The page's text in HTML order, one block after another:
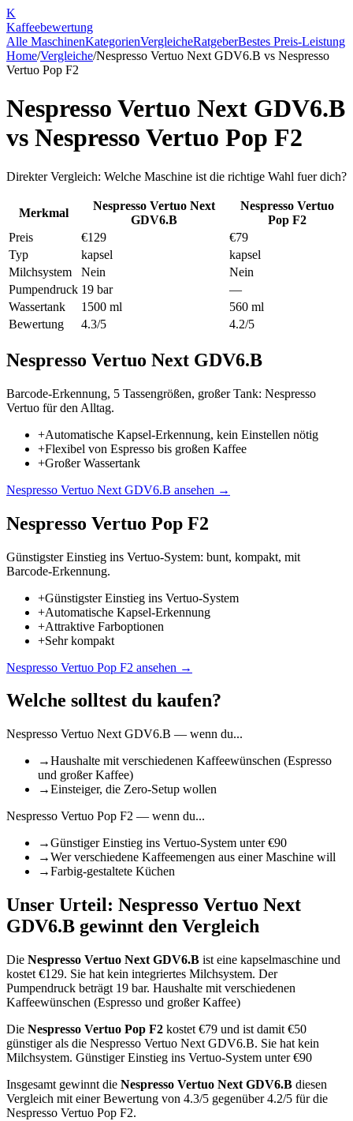
K
Kaffeebewertung
Alle MaschinenKategorienVergleicheRatgeberBestes Preis-Leistung
Home/Vergleiche/Nespresso Vertuo Next GDV6.B vs Nespresso
Vertuo Pop F2
Nespresso Vertuo Next GDV6.B
vs Nespresso Vertuo Pop F2
Direkter Vergleich: Welche Maschine ist die richtige Wahl fuer dich?
Merkmal
Nespresso Vertuo Next
GDV6.B
Nespresso Vertuo
Pop F2
Preis
€129
€79
Typ
kapsel
kapsel
Milchsystem
Nein
Nein
Pumpendruck 19 bar
—
Wassertank
1500 ml
560 ml
Bewertung
4.3/5 4.2/5
Nespresso Vertuo Next GDV6.B
Barcode-Erkennung, 5 Tassengrößen, großer Tank: Nespresso
Vertuo für den Alltag.
+Automatische Kapsel-Erkennung, kein Einstellen nötig
+Flexibel von Espresso bis großen Kaffee
+Großer Wassertank
Nespresso Vertuo Next GDV6.B ansehen →
Nespresso Vertuo Pop F2
Günstigster Einstieg ins Vertuo-System: bunt, kompakt, mit
Barcode-Erkennung.
+Günstigster Einstieg ins Vertuo-System
+Automatische Kapsel-Erkennung
+Attraktive Farboptionen
+Sehr kompakt
Nespresso Vertuo Pop F2 ansehen →
Welche solltest du kaufen?
Nespresso Vertuo Next GDV6.B — wenn du...
→Haushalte mit verschiedenen Kaffeewünschen (Espresso
und großer Kaffee)
→Einsteiger, die Zero-Setup wollen
Nespresso Vertuo Pop F2 — wenn du...
→Günstiger Einstieg ins Vertuo-System unter €90
→Wer verschiedene Kaffeemengen aus einer Maschine will
→Farbig-gestaltete Küchen
Unser Urteil: Nespresso Vertuo Next
GDV6.B gewinnt den Vergleich
Die Nespresso Vertuo Next GDV6.B ist eine kapselmaschine und
kostet €129. Sie hat kein integriertes Milchsystem. Der
Pumpendruck beträgt 19 bar. Haushalte mit verschiedenen
Kaffeewünschen (Espresso und großer Kaffee)
Die Nespresso Vertuo Pop F2 kostet €79 und ist damit €50
günstiger als die Nespresso Vertuo Next GDV6.B. Sie hat kein
Milchsystem. Günstiger Einstieg ins Vertuo-System unter €90
Insgesamt gewinnt die Nespresso Vertuo Next GDV6.B diesen
Vergleich mit einer Bewertung von 4.3/5 gegenüber4.2/5 für die
Nespresso Vertuo Pop F2.